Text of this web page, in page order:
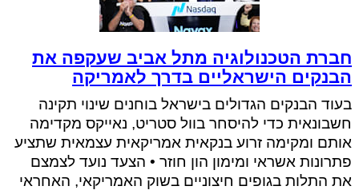
חברת הטכנולוגיה מתל אביב שעקפה את
הבנקים הישראליים בדרך לאמריקה
בעוד הבנקים הגדולים בישראל בוחנים שינוי תקינה
חשבונאית כדי להיסחר בוול סטריט, נאייקס מקדימה
אותם ומקימה זרוע בנקאית אמריקאית עצמאית שתציע
פתרונות אשראי ומימון הון חוזר • הצעד נועד לצמצם
את התלות בגופים חיצוניים בשוק האמריקאי, האחראי